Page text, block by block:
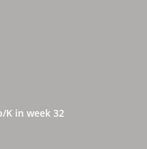
K in week 32